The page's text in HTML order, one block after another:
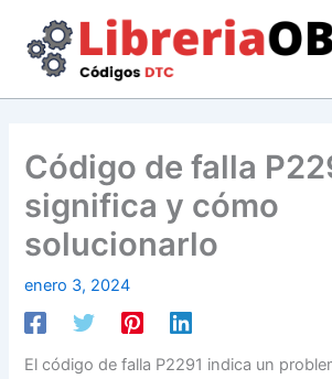
contenido
Código de falla
significa y cómo
solucionarlo
enero 3, 2024
El código de falla P2291 indica un